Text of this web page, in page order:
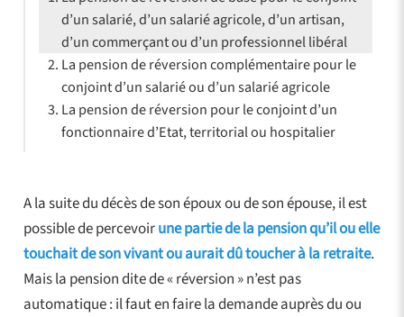
A la suite du décès de son époux ou de son épouse, il est
possible de percevoirune partie de la pension qu’il ou elle
touchait de son vivant ou aurait dû toucher à la retraite.
Mais la pension dite de « réversion » n’est pas
automatique : il faut en faire la demande auprès du ou
d’un salarié, d’un salarié agricole, d’un artisan,
d’un commerçant ou d’un professionnel libéral
La pension de réversion complémentaire pour le
conjoint d’un salarié ou d’un salarié agricole
La pension de réversion pour le conjoint d’un
fonctionnaire d’Etat, territorial ou hospitalier